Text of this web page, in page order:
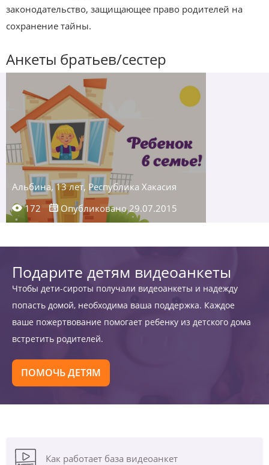
законодательство, защищающее право родителей на
сохранение тайны.
Анкеты братьев/сестер
Альбина, 13 лет, Республика Хакасия
172
Опубликовано 29.07.2015
Подарите детям видеоанкеты
Чтобы дети-сироты получали видеоанкеты и надежду
попасть домой, необходима ваша поддержка. Каждое
ваше пожертвование помогает ребенку из детского дома
встретить родителей.
ПОМОЧЬ ДЕТЯМ
Как работает база видеоанкет